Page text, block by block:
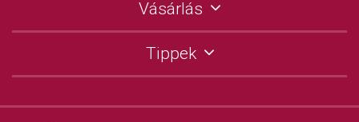
Vásárlás
Tippek